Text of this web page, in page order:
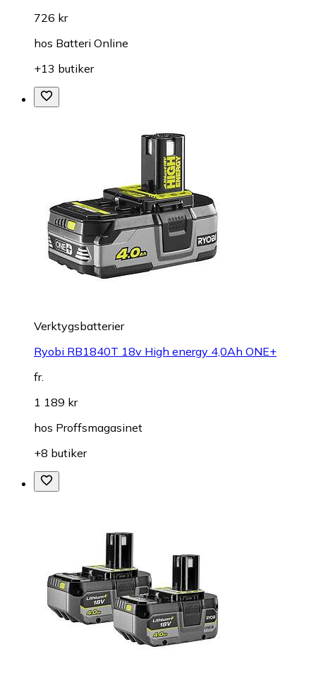
726 kr
hos Batteri Online
+13 butiker
Verktygsbatterier
Ryobi RB1840T 18v High energy 4,0Ah ONE+
fr.
1 189 kr
hos Proffsmagasinet
+8 butiker